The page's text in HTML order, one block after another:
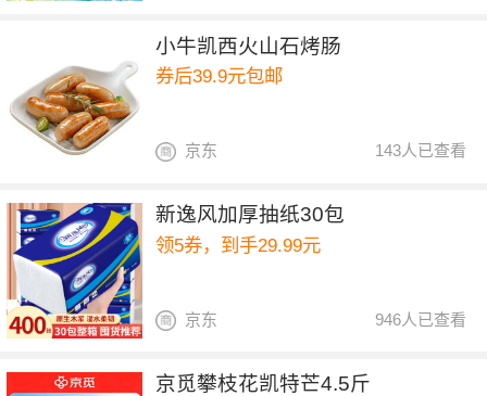
小牛凯西火山石烤肠
券后39.9元包邮
143人已查看
京东
新逸风加厚抽纸30包
领5券，到手29.99元
946人已查看
京东
京觅攀枝花凯特芒4.5斤